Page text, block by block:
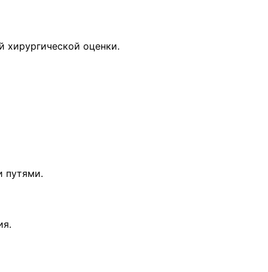
хирургической оценки.
путями.